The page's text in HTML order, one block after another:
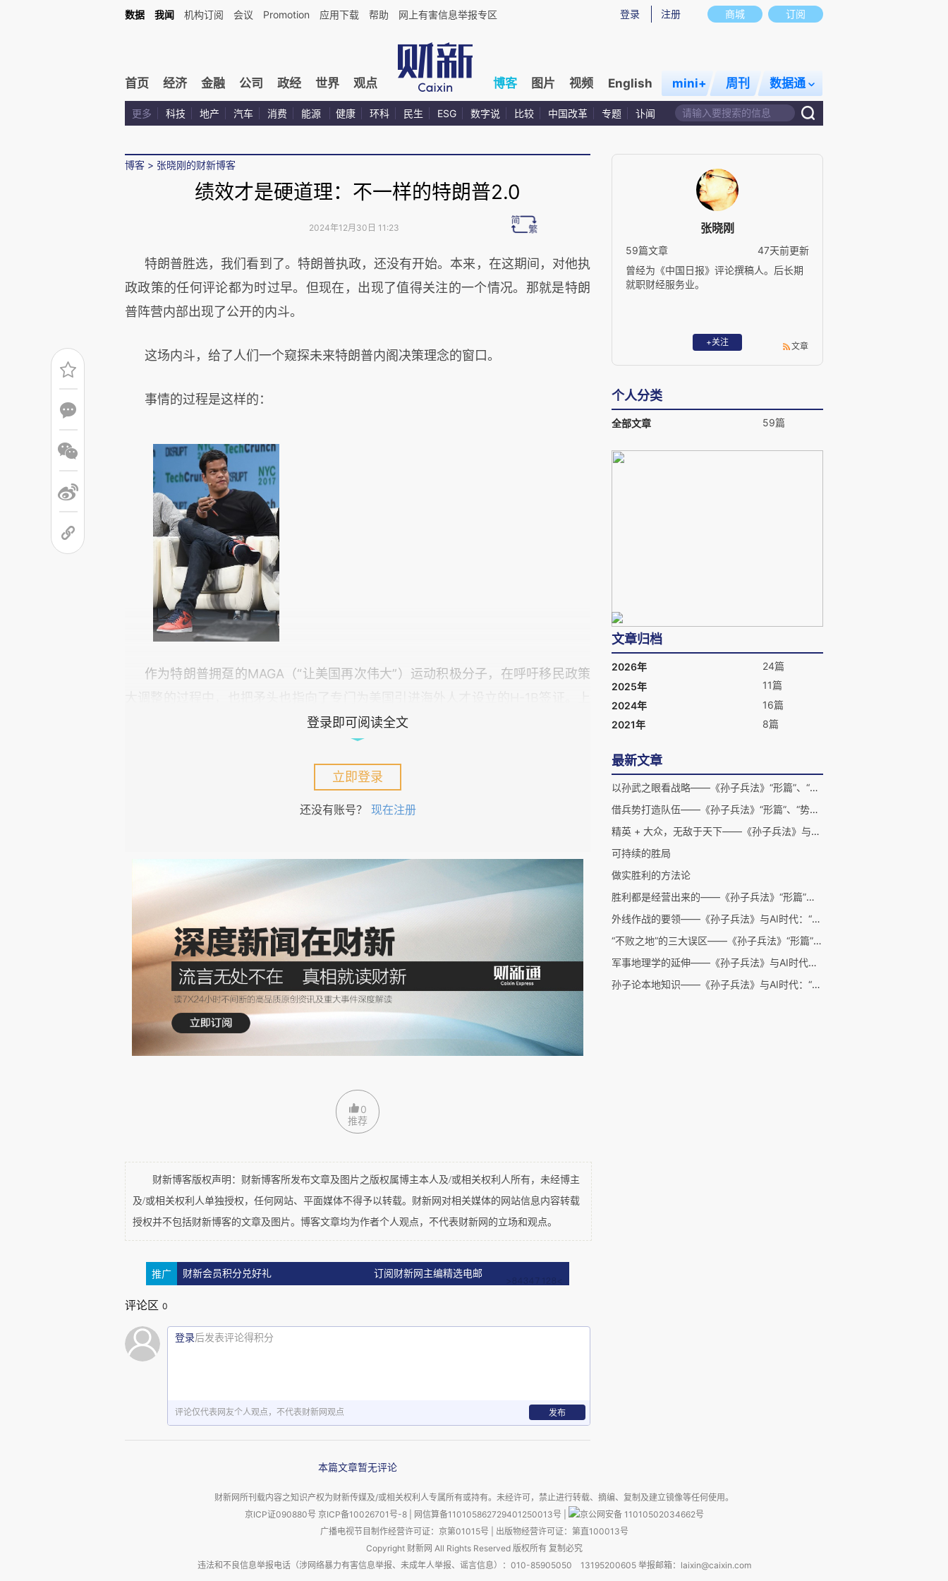
商城 订阅
登录 注册
数据 我闻 机构订阅 会议 Promotion 应用下载 帮助 网上有害信息举报专区
首页 经济 金融 公司 政经 世界 观点 博客 图片 视频 English mini+ 周刊 数据通
更多 科技 地产 汽车 消费 能源 健康 环科 民生 ESG 数字说 比较 中国改革 专题 讣闻
博客 > 张晓刚的财新博客
绩效才是硬道理：不一样的特朗普2.0
2024年12月30日 11:23
特朗普胜选，我们看到了。特朗普执政，还没有开始。本来，在这期间，对他执
政政策的任何评论都为时过早。但现在，出现了值得关注的一个情况。那就是特朗
普阵营内部出现了公开的内斗。
这场内斗，给了人们一个窥探未来特朗普内阁决策理念的窗口。
事情的过程是这样的：
作为特朗普拥趸的MAGA（“让美国再次伟大”）运动积极分子，在呼吁移民政策
星期，在特朗普任命美籍印度人、风险投资家Sriramanarasimhan （Sriram）
Krishnan为白宫人工智能方面的高级政策顾问职务以后，引起了MAGA运动中一批
公开表示不满的社牛，带头的，是曾被自由派媒体称为“特朗普替身”的Laura
Loomer。她大声疾呼：“说实话，把我们国家建设起来的人是欧洲白人，而不是印
支持的MAGA政策。我支持的政策是H-1B签证的减少，而不延长。”
作为对批评者的反击，特朗普任命的政府效率顾问，印度裔企业家、曾经的共和
聘用“幼稚的”美国人。拉氏对美国文化大加批判，说它长期以来陋习不改，崇尚平
庸，蔑视优秀，追捧校队猛男和美女校花，而不是全优生和奥数冠军。
心。美媒纷纷表示不满，有的甚至把拉马斯瓦米儿时的遭遇拿出来说事，解释他对
美国校园文化的不满。曾经在小布什行政当局供职的大牌评论家Scott Jennings
说：“搜罗全世界的顶级人才，这一点我认为没毛病，但没必要对美国、美国文化、
登录即可阅读全文
立即登录
还没有账号？ 现在注册
0
推荐
财新博客版权声明：财新博客所发布文章及图片之版权属博主本人及/或相关权利人所有，未经博主
及/或相关权利人单独授权，任何网站、平面媒体不得予以转载。财新网对相关媒体的网站信息内容转载
授权并不包括财新博客的文章及图片。博客文章均为作者个人观点，不代表财新网的立场和观点。
推广 财新会员积分兑好礼 订阅财新网主编精选电邮
评论区 0
登录后发表评论得积分
评论仅代表网友个人观点，不代表财新网观点 发布
本篇文章暂无评论
张晓刚
59篇文章
47天前更新
曾经为《中国日报》评论撰稿人。后长期
就职财经服务业。
+关注 文章
个人分类
全部文章 59篇
文章归档
2026年
24篇
2025年
11篇
2024年
16篇
2021年
8篇
最新文章
以孙武之眼看战略——《孙子兵法》“形篇”、“势篇”、“虚实”篇现代解读之十三
借兵势打造队伍——《孙子兵法》“形篇”、“势篇”、“虚实”篇现代解读之十二
精英 + 大众，无敌于天下——《孙子兵法》与AI时代：将道之一
可持续的胜局
做实胜利的方法论
胜利都是经营出来的——《孙子兵法》“形篇”、“势篇”、“虚实”篇 现代解读之九
外线作战的要领——《孙子兵法》与AI时代：“九地”篇解读之一
“不败之地”的三大误区——《孙子兵法》“形篇”、“势篇”、“虚实”篇现代解读之八
军事地理学的延伸——《孙子兵法》与AI时代：“地形”篇解读之一
孙子论本地知识——《孙子兵法》与AI时代：“行军”篇解读之一
财新网所刊载内容之知识产权为财新传媒及/或相关权利人专属所有或持有。未经许可，禁止进行转载、摘编、复制及建立镜像等任何使用。
京ICP证090880号 京ICP备10026701号-8 网信算备110105862729401250013号
京公网安备 11010502034662号
广播电视节目制作经营许可证：京第01015号
出版物经营许可证：第直100013号
Copyright 财新网 All Rights Reserved 版权所有 复制必究
违法和不良信息举报电话（涉网络暴力有害信息举报、未成年人举报、谣言信息）：010-85905050 13195200605 举报邮箱：laixin@caixin.com